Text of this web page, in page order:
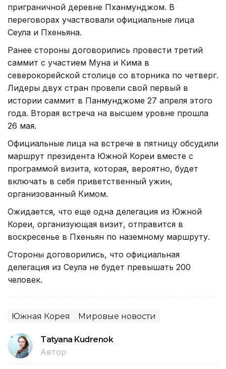
приграничной деревне Пханмунджом. В
переговорах участвовали официальные лица
Сеула и Пхеньяна.
Ранее стороны договорились провести третий
саммит с участием Муна и Кима в
северокорейской столице со вторника по четверг.
Лидеры двух стран провели свой первый в
истории саммит в Панмунджоме 27 апреля этого
года. Вторая встреча на высшем уровне прошла
26 мая.
Официальные лица на встрече в пятницу обсудили
маршрут президента Южной Кореи вместе с
программой визита, которая, вероятно, будет
включать в себя приветственный ужин,
организованный Кимом.
Ожидается, что еще одна делегация из Южной
Кореи, организующая визит, отправится в
воскресенье в Пхеньян по наземному маршруту.
Стороны договорились, что официальная
делегация из Сеула не будет превышать 200
человек.
Южная Корея Мировые новости
Tatyana Kudrenok
Автор